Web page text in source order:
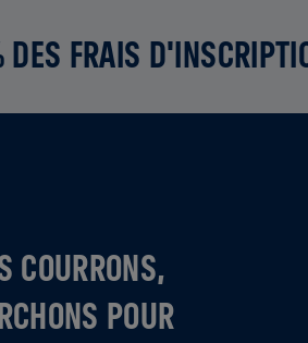
FRAIS
COURRONS,
POUR